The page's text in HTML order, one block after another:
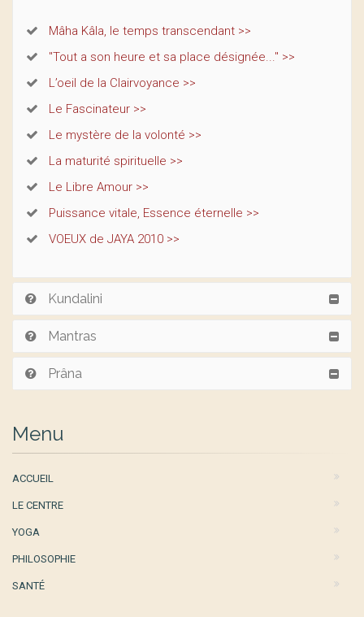
Mâha Kâla, le temps transcendant >>
"Tout a son heure et sa place désignée..." >>
L’oeil de la Clairvoyance >>
Le Fascinateur >>
Le mystère de la volonté >>
La maturité spirituelle >>
Le Libre Amour >>
Puissance vitale, Essence éternelle >>
VOEUX de JAYA 2010 >>
Kundalini
Mantras
Prâna
Menu
ACCUEIL
LE CENTRE
YOGA
PHILOSOPHIE
SANTÉ